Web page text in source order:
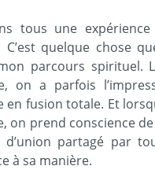
tous une
C’est quelque chose
parcours spirituel.
on a parfois
en fusion totale. Et
on prend conscience
d’union partagé par
à sa manière.